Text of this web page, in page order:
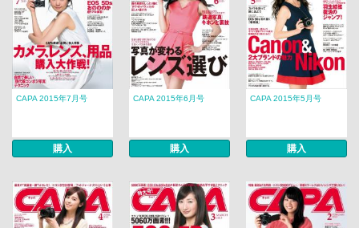
CAPA 2015年7月号
購入
CAPA 2015年6月号
購入
CAPA 2015年5月号
購入